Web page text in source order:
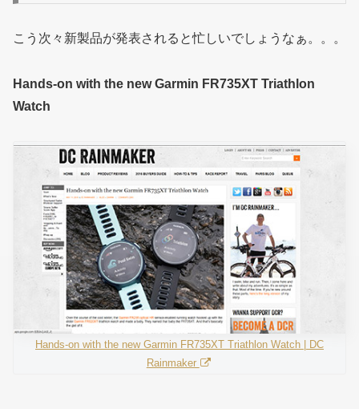
こう次々新製品が発表されると忙しいでしょうなぁ。。。
Hands-on with the new Garmin FR735XT Triathlon
Watch
Hands-on with the new Garmin FR735XT Triathlon Watch | DC
Rainmaker